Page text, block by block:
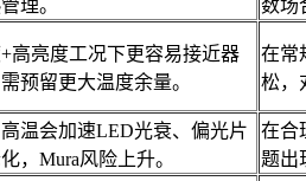
理。
数场
高亮度工况下更容易接近器
预留更大温度余量。
在常
松，
温会加速LED光衰、偏光片
，Mura风险上升。
在合
题出